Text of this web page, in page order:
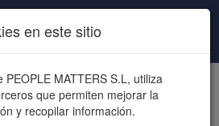
en este sitio
MATTERS S.L, utiliza
que permiten mejorar la
y recopilar información.